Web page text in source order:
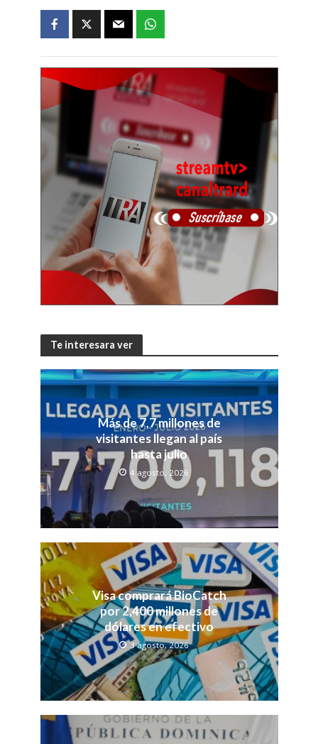
Te interesara ver
Más de 7,7 millones de
visitantes llegan al país
hasta julio
4 agosto, 2026
Visa comprará BioCatch
por 2,400 millones de
dólares en efectivo
3 agosto, 2026